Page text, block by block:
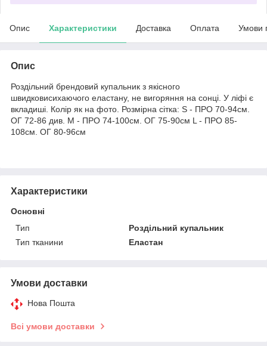
Опис Характеристики Доставка Оплата Умови
Опис
Роздільний брендовий купальник з якісного
швидковисихаючого еластану, не вигоряння на сонці. У ліфі є
вкладиші. Колір як на фото. Розмірна сітка: S - ПРО 70-94см.
ОГ 72-86 див. M - ПРО 74-100см. ОГ 75-90см L - ПРО 85-
108см. ОГ 80-96см
Характеристики
Основні
Тип
Роздільний купальник
Тип тканини
Еластан
Умови доставки
Нова Пошта
Всі умови доставки